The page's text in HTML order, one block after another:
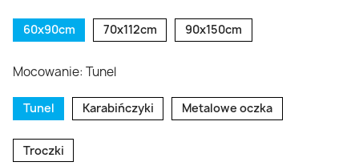
60x90cm 70x112cm 90x150cm
Mocowanie: Tunel
Tunel Karabińczyki Metalowe oczka
Troczki